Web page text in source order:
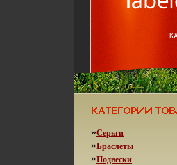
»Серьги
»Браслеты
»Подвески